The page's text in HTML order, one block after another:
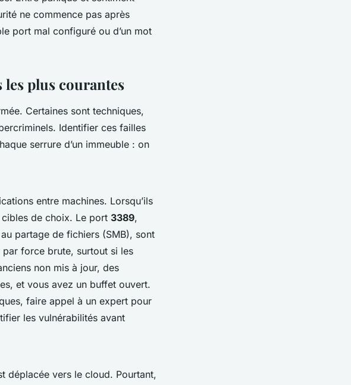
ne commence pas après
port mal configuré ou d’un mot
les plus courantes
Certaines sont techniques,
Identifier ces failles
serrure d’un immeuble : on
entre machines. Lorsqu’ils
de choix. Le port 3389,
partage de fichiers (SMB), sont
par force brute, surtout si les
non mis à jour, des
et vous avez un buffet ouvert.
faire appel à un expert pour
les vulnérabilités avant
déplacée vers le cloud. Pourtant,